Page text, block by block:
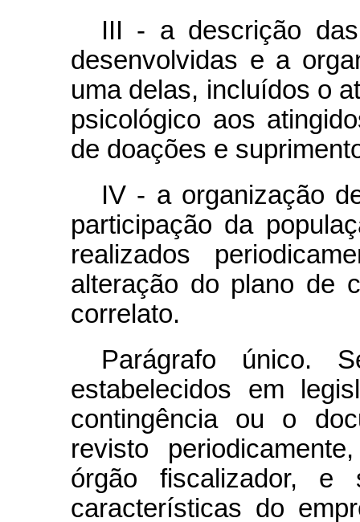
III - a descrição
desenvolvidas e a
uma delas, incluídos o
psicológico aos
de doações e
IV - a organização
participação da
realizados
alteração do plano de
correlato.
Parágrafo único.
estabelecidos em
contingência ou o
revisto
órgão fiscalizador, e
características do